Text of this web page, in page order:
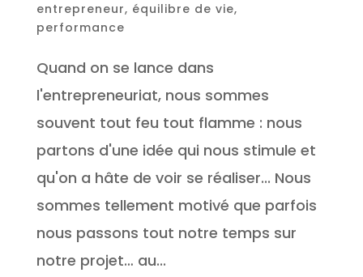
entrepreneur, équilibre de vie,
performance
Quand on se lance dans
l'entrepreneuriat, nous sommes
souvent tout feu tout flamme : nous
partons d'une idée qui nous stimule et
qu'on a hâte de voir se réaliser... Nous
sommes tellement motivé que parfois
nous passons tout notre temps sur
notre projet… au...